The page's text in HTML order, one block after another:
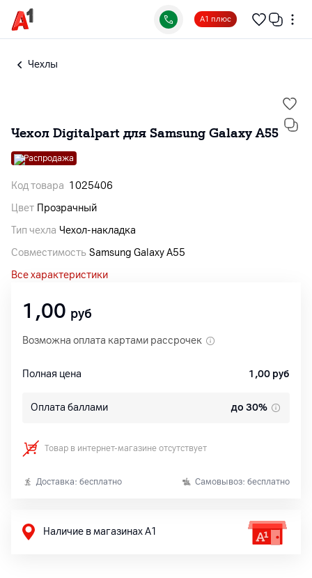
А1 плюс
Чехлы
Чехол Digitalpart для Samsung Galaxy A55
Распродажа
Код товара 1025406
Цвет Прозрачный
Тип чехла Чехол-накладка
Совместимость Samsung Galaxy A55
Все характеристики
1,00 руб
Возможна оплата картами рассрочек
Полная цена 1,00 руб
Оплата баллами до 30%
Товар в интернет-магазине отсутствует
Доставка: бесплатно Самовывоз: бесплатно
Наличие в магазинах А1